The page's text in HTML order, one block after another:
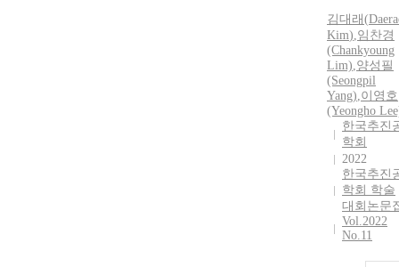
김대래 (
Kim),임찬경
(Chankyoung
Lim),양성필
(Seongpil
Yang),이영호
(Yeongho
한국추진
학회
2022
한국추진
학회 학술
대회논문
Vol.2022
No.11